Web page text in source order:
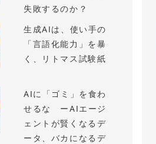
失敗するのか？
生成AIは、使い手の
「言語化能力」を暴
く、リトマス試験紙
AIに「ゴミ」を食わ
せるな ーAIエージ
ェントが賢くなるデ
ータ、バカになるデ